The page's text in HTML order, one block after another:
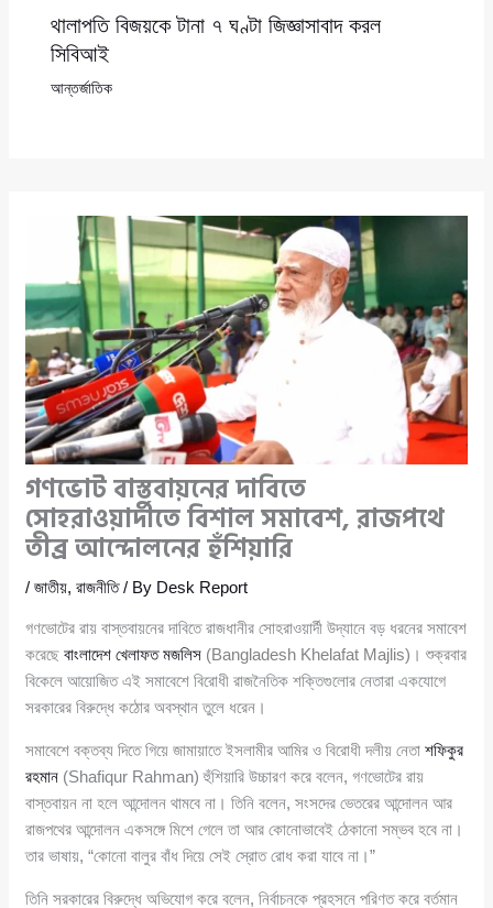
থালাপতি বিজয়কে টানা ৭ ঘণ্টা জিজ্ঞাসাবাদ করল
সিবিআই
আন্তর্জাতিক
গণভোট বাস্তবায়নের দাবিতে
সোহরাওয়ার্দীতে বিশাল সমাবেশ, রাজপথে
তীব্র আন্দোলনের হুঁশিয়ারি
/জাতীয়,রাজনীতি/ By Desk Report
গণভোটের রায় বাস্তবায়নের দাবিতে রাজধানীর সোহরাওয়ার্দী উদ্যানে বড় ধরনের সমাবেশ
করেছেবাংলাদেশ খেলাফত মজলিস (Bangladesh Khelafat Majlis)। শুক্রবার
বিকেলে আয়োজিত এই সমাবেশে বিরোধী রাজনৈতিক শক্তিগুলোর নেতারা একযোগে
সরকারের বিরুদ্ধে কঠোর অবস্থান তুলে ধরেন।
সমাবেশে বক্তব্য দিতে গিয়ে জামায়াতে ইসলামীর আমির ও বিরোধী দলীয় নেতাশফিকুর
রহমান (Shafiqur Rahman) হুঁশিয়ারি উচ্চারণ করে বলেন, গণভোটের রায়
বাস্তবায়ন না হলে আন্দোলন থামবে না। তিনি বলেন, সংসদের ভেতরের আন্দোলন আর
রাজপথের আন্দোলন একসঙ্গে মিশে গেলে তা আর কোনোভাবেই ঠেকানো সম্ভব হবে না।
তার ভাষায়, “কোনো বালুর বাঁধ দিয়ে সেই স্রোত রোধ করা যাবে না।”
তিনি সরকারের বিরুদ্ধে অভিযোগ করে বলেন, নির্বাচনকে প্রহসনে পরিণত করে বর্তমান